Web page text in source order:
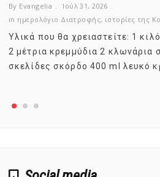
By Evangelia
Ιούλ 31, 2026
in ημερολόγιο Διατροφής, ιστορίες της
Υλικά που θα χρειαστείτε: 1
2 μέτρια κρεμμύδια 2 κλωνάρια
σκελίδες σκόρδο 400 ml λευκό